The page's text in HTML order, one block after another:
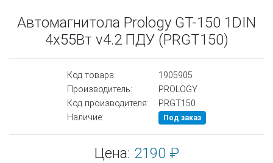
Автомагнитола Prology GT-150 1DIN
4x55Вт v4.2 ПДУ (PRGT150)
Код товара:
1905905
Производитель:
PROLOGY
Код производителя:
PRGT150
Наличие:
Под заказ
Цена: 2190 ₽